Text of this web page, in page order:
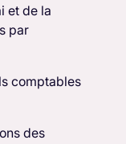
et de la
par
comptables
des